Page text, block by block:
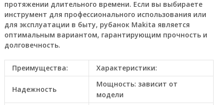
протяжении длительного времени. Если вы выбираете
инструмент для профессионального использования или
для эксплуатации в быту, рубанок Makita является
оптимальным вариантом, гарантирующим прочность и
долговечность.
Преимущества: Характеристики:
Надежность
Мощность: зависит от
модели